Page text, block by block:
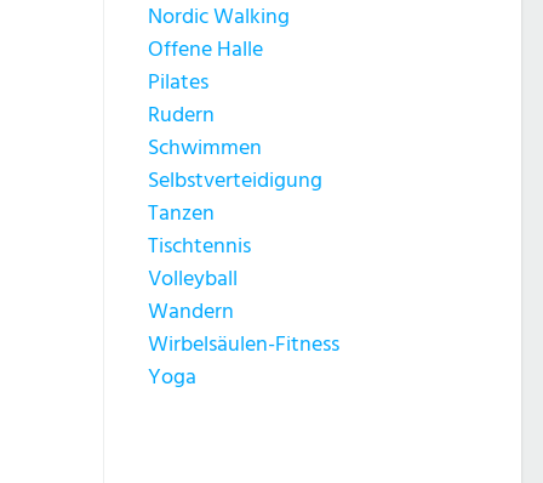
Nordic Walking
Offene Halle
Pilates
Rudern
Schwimmen
Selbstverteidigung
Tanzen
Tischtennis
Volleyball
Wandern
Wirbelsäulen-Fitness
Yoga